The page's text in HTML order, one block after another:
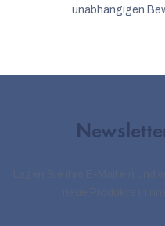
unabhängigen